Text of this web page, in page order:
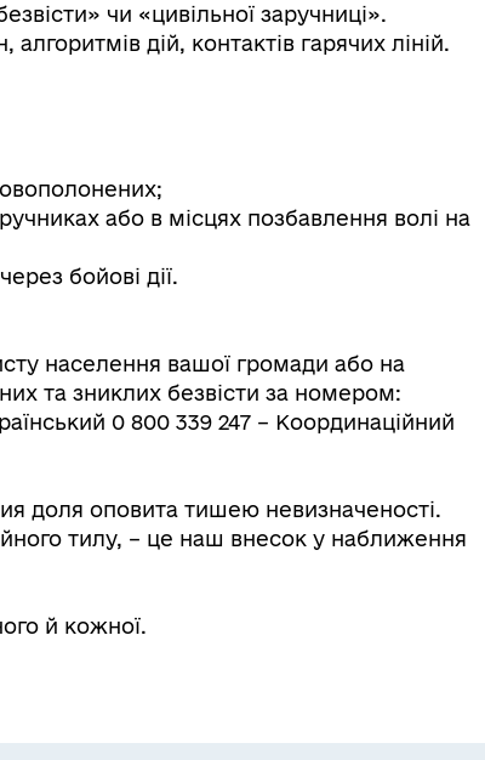
чи «цивільної заручниці».
дій, контактів гарячих ліній.
або в місцях позбавлення волі на
бойові дії.
населення вашої громади або на
та зниклих безвісти за номером:
0 800 339 247 – Координаційний
доля оповита тишею невизначеності.
тилу, – це наш внесок у наближення
й кожної.